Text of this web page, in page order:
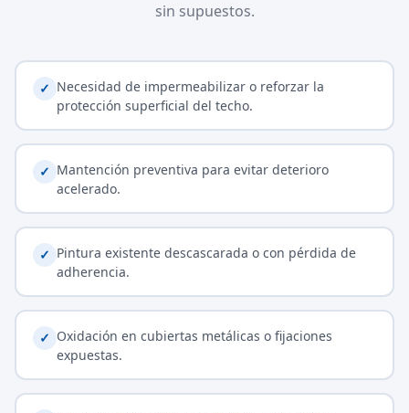
sin supuestos.
✓ Necesidad de impermeabilizar o reforzar la
protección superficial del techo.
✓ Mantención preventiva para evitar deterioro
acelerado.
✓ Pintura existente descascarada o con pérdida de
adherencia.
✓ Oxidación en cubiertas metálicas o fijaciones
expuestas.